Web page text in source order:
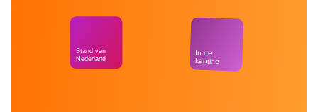
Stand van
Nederland
In de
kantine